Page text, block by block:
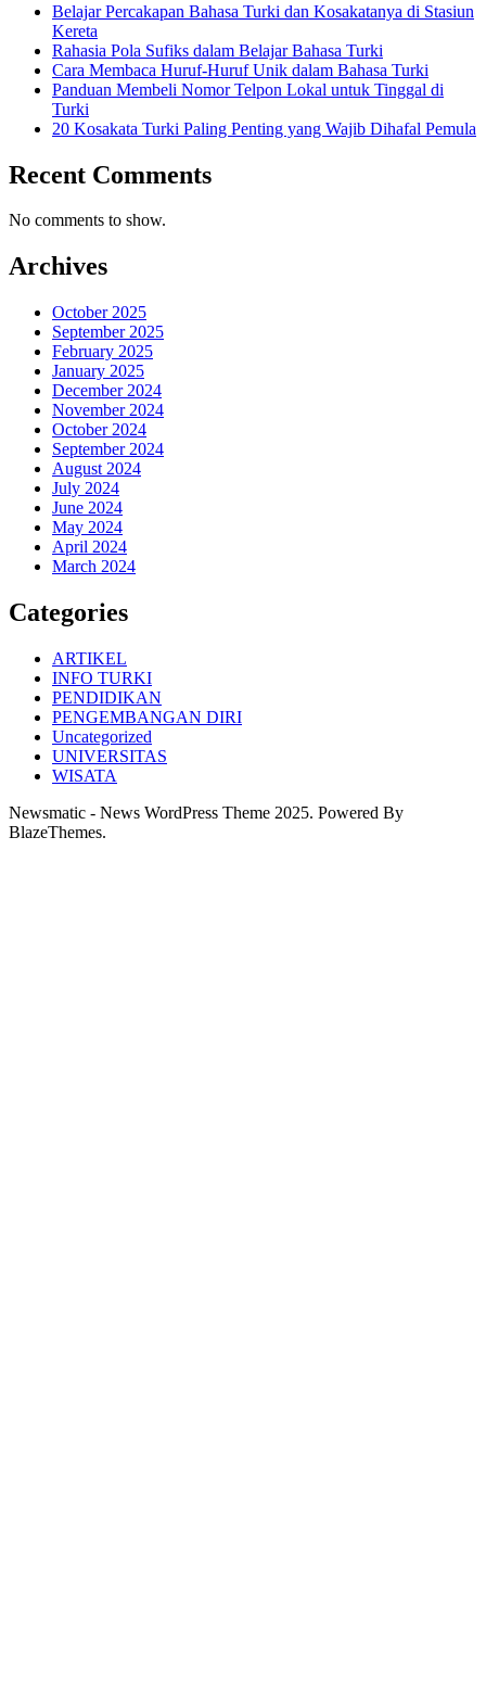
Belajar Percakapan Bahasa Turki dan Kosakatanya di Stasiun
Kereta
Rahasia Pola Sufiks dalam Belajar Bahasa Turki
Cara Membaca Huruf-Huruf Unik dalam Bahasa Turki
Panduan Membeli Nomor Telpon Lokal untuk Tinggal di
Turki
20 Kosakata Turki Paling Penting yang Wajib Dihafal Pemula
Recent Comments
No comments to show.
Archives
October 2025
September 2025
February 2025
January 2025
December 2024
November 2024
October 2024
September 2024
August 2024
July 2024
June 2024
May 2024
April 2024
March 2024
Categories
ARTIKEL
INFO TURKI
PENDIDIKAN
PENGEMBANGAN DIRI
Uncategorized
UNIVERSITAS
WISATA
Newsmatic - News WordPress Theme 2025. Powered By
BlazeThemes.